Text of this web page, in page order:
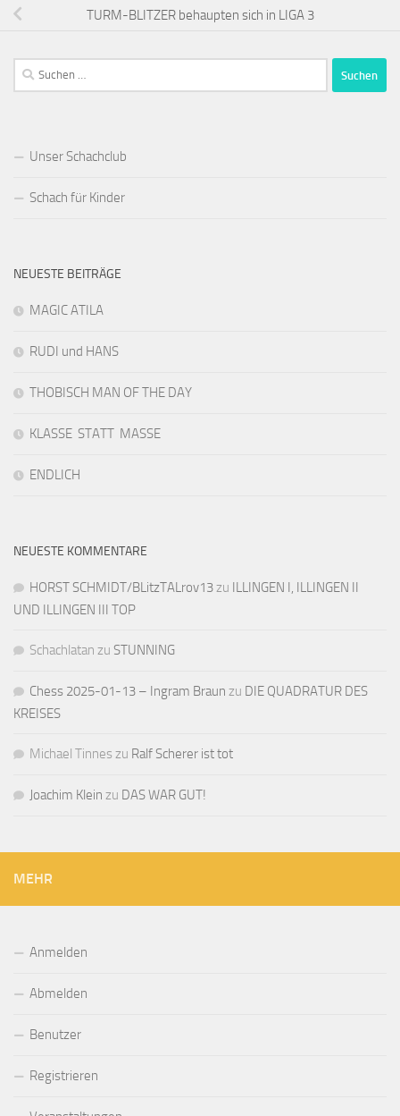
TURM-BLITZER behaupten sich in LIGA 3
Suchen
nach:
Unser Schachclub
Schach für Kinder
NEUESTE BEITRÄGE
MAGIC ATILA
RUDI und HANS
THOBISCH MAN OF THE DAY
KLASSE STATT MASSE
ENDLICH
NEUESTE KOMMENTARE
HORST SCHMIDT/BLitzTALrov13zu ILLINGEN I, ILLINGEN II
UND ILLINGEN III TOP
Schachlatan zu STUNNING
Chess 2025-01-13 – Ingram Braun zu DIE QUADRATUR DES
KREISES
Michael Tinnes zu Ralf Scherer ist tot
Joachim Klein zu DAS WAR GUT!
MEHR
Anmelden
Abmelden
Benutzer
Registrieren